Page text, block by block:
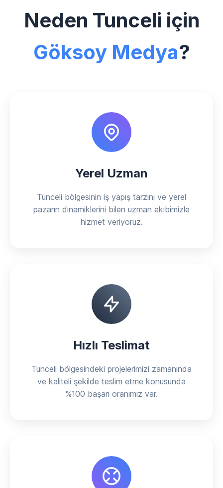
Neden Tunceli için
Göksoy Medya?
Yerel Uzman
Tunceli bölgesinin iş yapış tarzını ve yerel
pazarın dinamiklerini bilen uzman ekibimizle
hizmet veriyoruz.
Hızlı Teslimat
Tunceli bölgesindeki projelerimizi zamanında
ve kaliteli şekilde teslim etme konusunda
%100 başarı oranımız var.